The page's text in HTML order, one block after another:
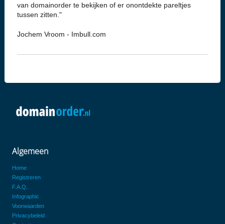
van domainorder te bekijken of er onontdekte pareltjes
tussen zitten."
Jochem Vroom - Imbull.com
Algemeen
Home
Registreren
F.A.Q.
Infographic
Voorwaarden
Privacybeleid